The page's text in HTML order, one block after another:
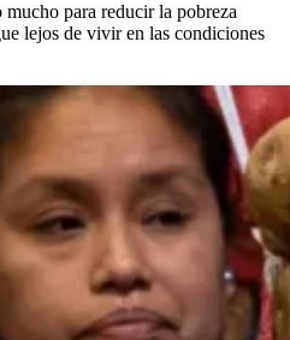
para reducir la pobreza
lejos de vivir en las condiciones